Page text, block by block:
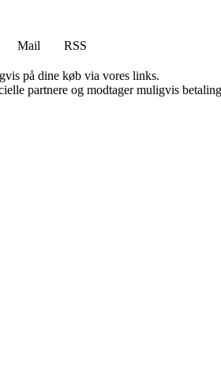
Mail
RSS
på dine køb via vores links.
partnere og modtager muligvis